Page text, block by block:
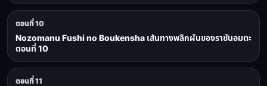
ตอนที่ 10
Nozomanu Fushi no Boukensha เส้นทางพลิกผันของราชันอมตะ
ตอนที่ 10
ตอนที่ 11